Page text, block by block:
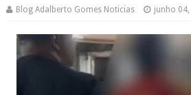
Blog Adalberto Gomes Noticias junho 04,